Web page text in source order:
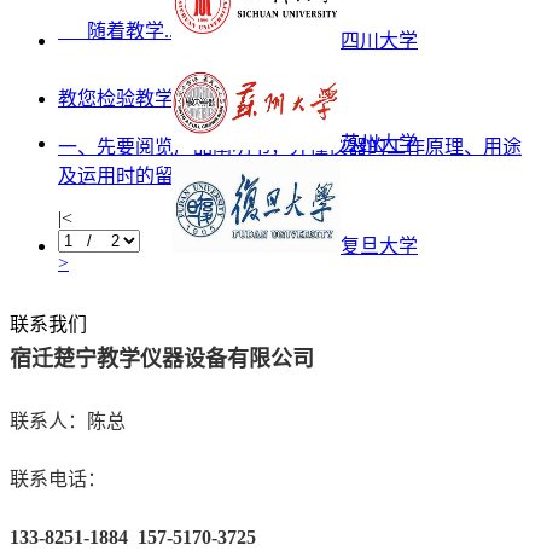
四川大学
苏州大学
复旦大学
随着教学...
教您检验教学仪器方法2023/9/16
一、先要阅览产品阐明书，弄懂仪器的工作原理、用途
及运用时的留意事项，如...
|<
>
联系我们
宿迁楚宁教学仪器设备有限公司
联系人：陈总
联系电话：
133-8251-1884 157-5170-3725